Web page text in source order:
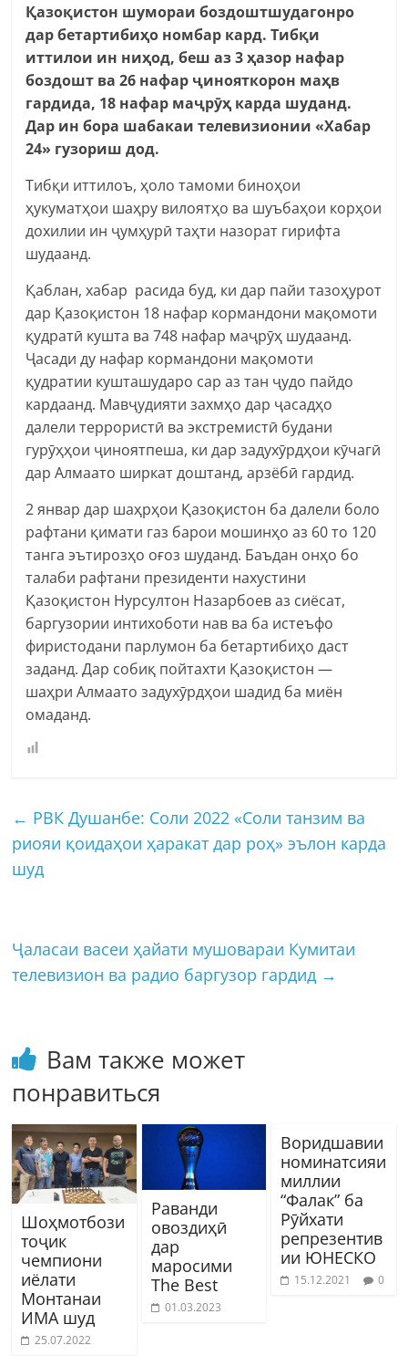
Қазоқистон шумораи боздоштшудагонро
дар бетартибиҳо номбар кард. Тибқи
иттилои ин ниҳод, беш аз 3 ҳазор нафар
боздошт ва 26 нафар ҷинояткорон маҳв
гардида, 18 нафар маҷрӯҳ карда шуданд.
Дар ин бора шабакаи телевизионии «Хабар
24» гузориш дод.
Тибқи иттилоъ, ҳоло тамоми биноҳои
ҳукуматҳои шаҳру вилоятҳо ва шуъбаҳои корҳои
дохилии ин ҷумҳурӣ таҳти назорат гирифта
шудаанд.
Қаблан, хабар расида буд, ки дар пайи тазоҳурот
дар Қазоқистон 18 нафар кормандони мақомоти
қудратӣ кушта ва 748 нафар маҷрӯҳ шудаанд.
Ҷасади ду нафар кормандони мақомоти
қудратии кушташударо сар аз тан ҷудо пайдо
кардаанд. Мавҷудияти захмҳо дар ҷасадҳо
далели террористӣ ва экстремистӣ будани
гурӯҳҳои ҷиноятпеша, ки дар задухӯрдҳои кӯчагӣ
дар Алмаато ширкат доштанд, арзёбӣ гардид.
2 январ дар шаҳрҳои Қазоқистон ба далели боло
рафтани қимати газ барои мошинҳо аз 60 то 120
танга эътирозҳо оғоз шуданд. Баъдан онҳо бо
талаби рафтани президенти нахустини
Қазоқистон Нурсултон Назарбоев аз сиёсат,
баргузории интихоботи нав ва ба истеъфо
фиристодани парлумон ба бетартибиҳо даст
заданд. Дар собиқ пойтахти Қазоқистон —
шаҳри Алмаато задухӯрдҳои шадид ба миён
омаданд.
← РВК Душанбе: Соли 2022 «Соли танзим ва
риояи қоидаҳои ҳаракат дар роҳ» эълон карда
шуд
Ҷаласаи васеи ҳайати мушовараи Кумитаи
телевизион ва радио баргузор гардид →
Вам также может
понравиться
Шоҳмотбози
тоҷик
чемпиони
иёлати
Монтанаи
ИМА шуд
25.07.2022
Раванди
овоздиҳӣ
дар
маросими
The Best
01.03.2023
Воридшавии
номинатсияи
миллии
“Фалак” ба
Рӯйхати
репрезентив
ии ЮНЕСКО
15.12.2021 0